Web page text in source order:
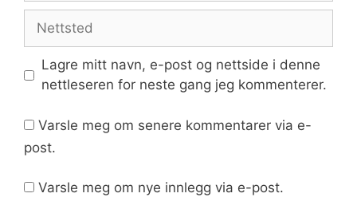
Nettsted
Lagre mitt navn, e-post og nettside i denne
nettleseren for neste gang jeg kommenterer.
Varsle meg om senere kommentarer via e-
post.
Varsle meg om nye innlegg via e-post.